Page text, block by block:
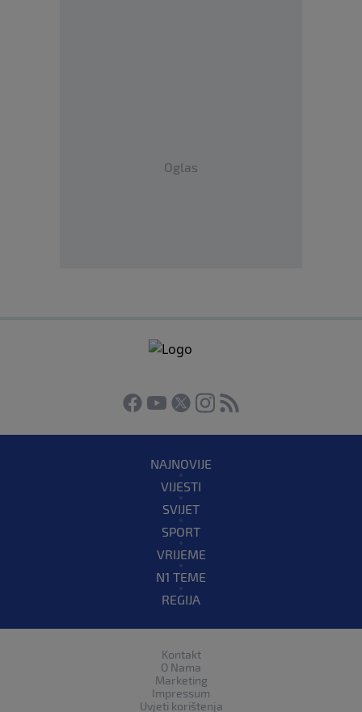
Oglas
NAJNOVIJE
VIJESTI
SVIJET
SPORT
VRIJEME
N1 TEME
REGIJA
Kontakt
O Nama
Marketing
Impressum
Uvjeti korištenja